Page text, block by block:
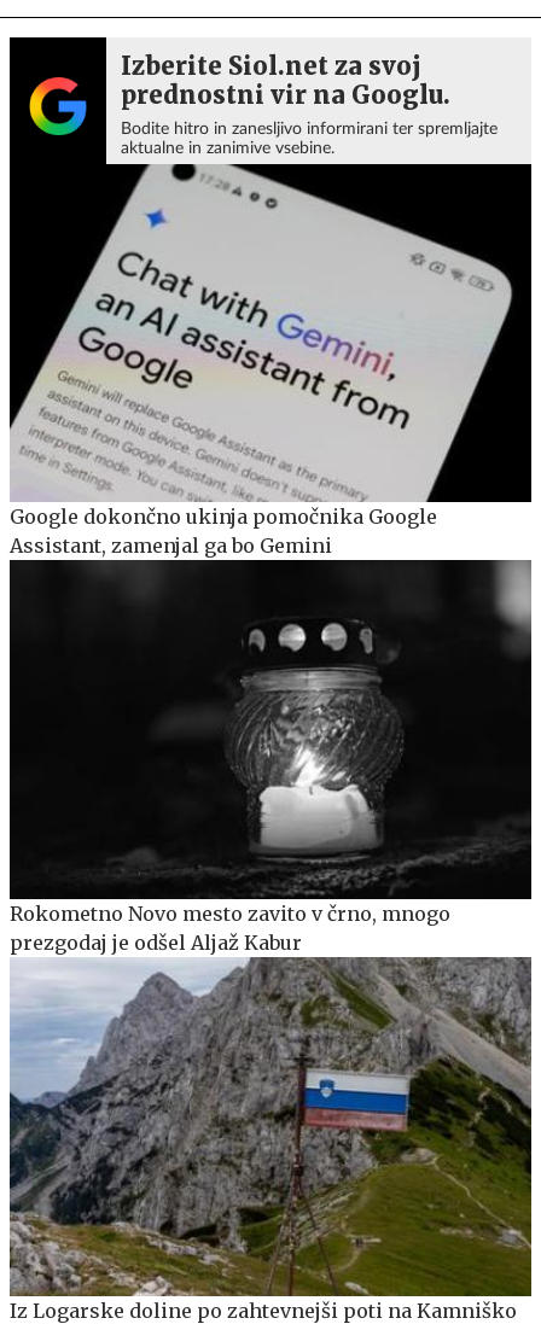
Izberite Siol.net za svoj
prednostni vir na Googlu.
Bodite hitro in zanesljivo informirani ter spremljajte
aktualne in zanimive vsebine.
Google dokončno ukinja pomočnika Google
Assistant, zamenjal ga bo Gemini
Rokometno Novo mesto zavito v črno, mnogo
prezgodaj je odšel Aljaž Kabur
Iz Logarske doline po zahtevnejši poti na Kamniško